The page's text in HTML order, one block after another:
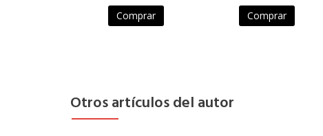
Comprar Comprar
Otros artículos del autor